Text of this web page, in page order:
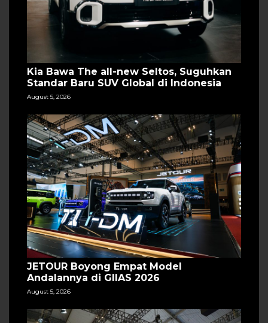
Kia Bawa The all-new Seltos, Suguhkan
Standar Baru SUV Global di Indonesia
August 5, 2026
JETOUR Boyong Empat Model
Andalannya di GIIAS 2026
August 5, 2026